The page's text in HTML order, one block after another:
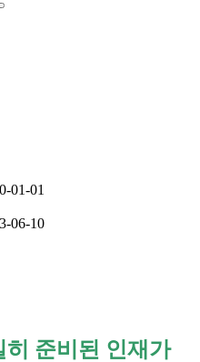
01-01
06-10
히 준비된 인재가